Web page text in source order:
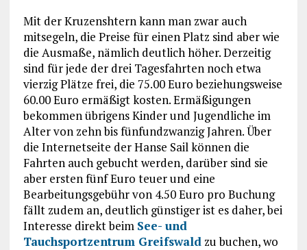
Mit der Kruzenshtern kann man zwar auch
mitsegeln, die Preise für einen Platz sind aber wie
die Ausmaße, nämlich deutlich höher. Derzeitig
sind für jede der drei Tagesfahrten noch etwa
vierzig Plätze frei, die 75.00 Euro beziehungsweise
60.00 Euro ermäßigt kosten. Ermäßigungen
bekommen übrigens Kinder und Jugendliche im
Alter von zehn bis fünfundzwanzig Jahren. Über
die Internetseite der Hanse Sail können die
Fahrten auch gebucht werden, darüber sind sie
aber ersten fünf Euro teuer und eine
Bearbeitungsgebühr von 4.50 Euro pro Buchung
fällt zudem an, deutlich günstiger ist es daher, bei
Interesse direkt beim See- und
Tauchsportzentrum Greifswald zu buchen, wo